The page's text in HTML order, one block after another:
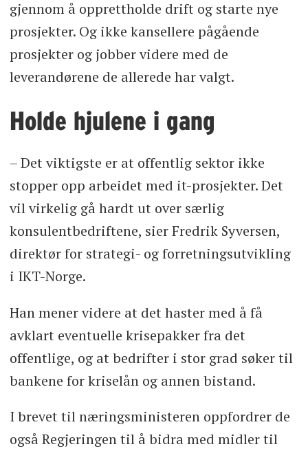
gjennom å opprettholde drift og starte nye
prosjekter. Og ikke kansellere pågående
prosjekter og jobber videre med de
leverandørene de allerede har valgt.
Holde hjulene i gang
– Det viktigste er at offentlig sektor ikke
stopper opp arbeidet med it-prosjekter. Det
vil virkelig gå hardt ut over særlig
konsulentbedriftene, sier Fredrik Syversen,
direktør for strategi- og forretningsutvikling
i IKT-Norge.
Han mener videre at det haster med å få
avklart eventuelle krisepakker fra det
offentlige, og at bedrifter i stor grad søker til
bankene for kriselån og annen bistand.
I brevet til næringsministeren oppfordrer de
også Regjeringen til å bidra med midler til